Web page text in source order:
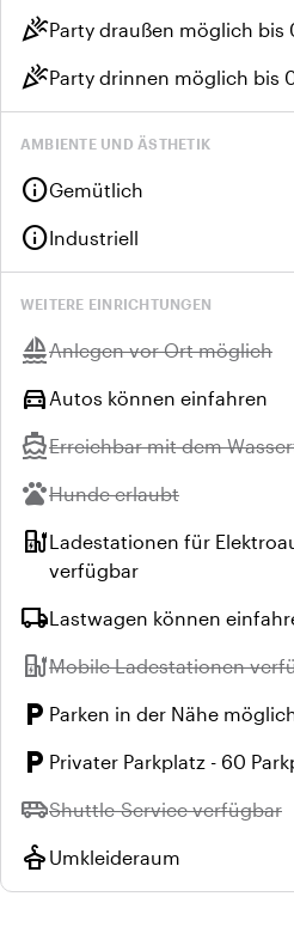
celebrationParty draußen möglich bis
celebrationParty drinnen möglich bis
AMBIENTE UND ÄSTHETIK
infoGemütlich
infoIndustriell
WEITERE EINRICHTUNGEN
sailingNicht verfügbar:
Anlegen vor Ort möglich
directions_car Autos können einfahren
directions_boatNicht verfügbar:
Erreichbar mit dem
petsNicht verfügbar:
Hunde erlaubt
ev_stationLadestationen für
verfügbar
local_shippingLastwagen können
ev_stationNicht verfügbar:
Mobile Ladestationen
local_parking Parken in der Nähe
local_parking Privater Parkplatz - 60
airport_shuttleNicht verfügbar:
Shuttle-Service verfügbar
styler Umkleideraum